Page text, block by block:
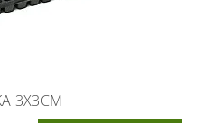
3X3CM